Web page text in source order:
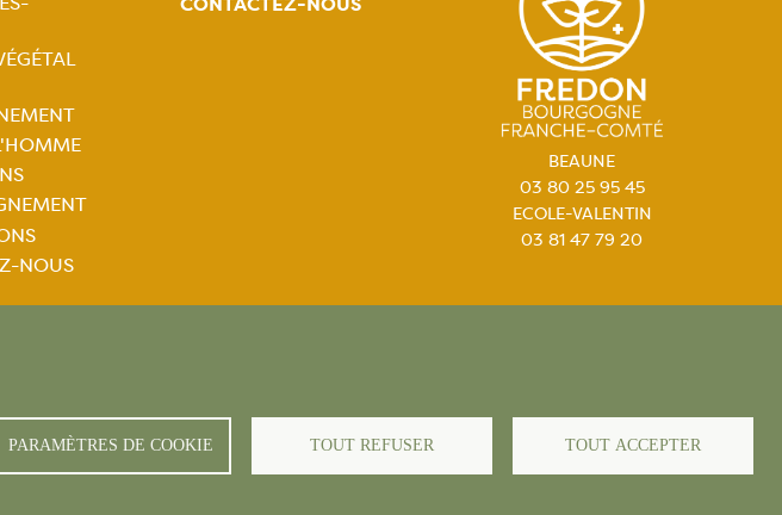
NOUS
BEAUNE
03 80 25 95 45
ECOLE-VALENTIN
03 81 47 79 20
© FREDON 2019 -Mentions légales
PARAMÈTRES DE COOKIE TOUT REFUSER TOUT ACCEPTER